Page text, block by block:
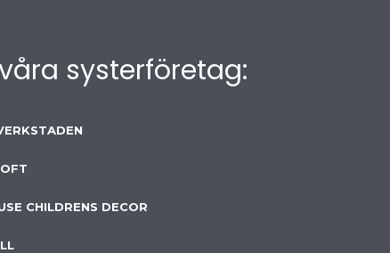
systerföretag:
CHILDRENS DECOR